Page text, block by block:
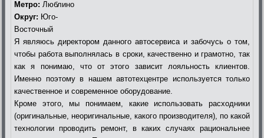
Метро: Люблино
Округ: Юго-
Восточный
Я являюсь директором данного автосервиса и забочусь о том,
чтобы работа выполнялась в сроки, качественно и грамотно, так
как я понимаю, что от этого зависит лояльность клиентов.
Именно поэтому в нашем автотехцентре используется только
качественное и современное оборудование.
Кроме этого, мы понимаем, какие использовать расходники
(оригинальные, неоригинальные, какого производителя), по какой
технологии проводить ремонт, в каких случаях рациональнее